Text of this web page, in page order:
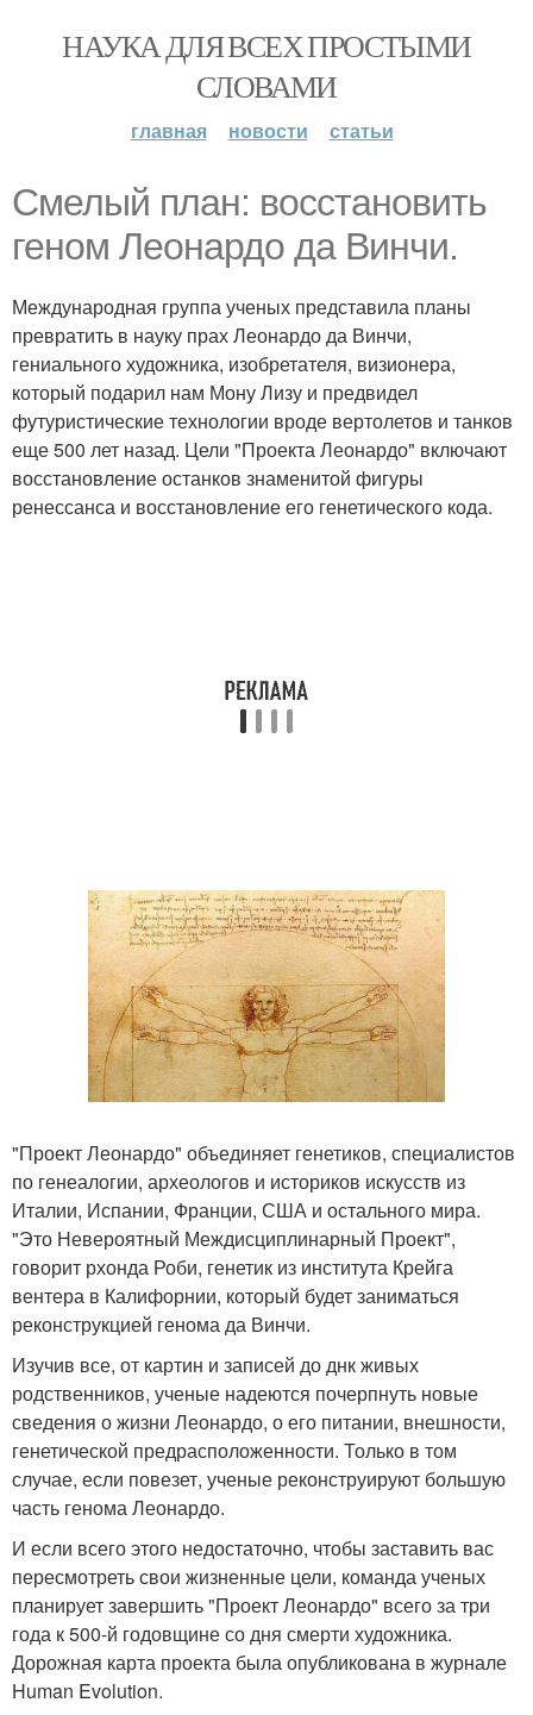
НАУКА ДЛЯ ВСЕХ ПРОСТЫМИ
СЛОВАМИ
главная новости статьи
Смелый план: восстановить
геном Леонардо да Винчи.
Международная группа ученых представила планы
превратить в науку прах Леонардо да Винчи,
гениального художника, изобретателя, визионера,
который подарил нам Мону Лизу и предвидел
футуристические технологии вроде вертолетов и танков
еще 500 лет назад. Цели "Проекта Леонардо" включают
восстановление останков знаменитой фигуры
ренессанса и восстановление его генетического кода.
"Проект Леонардо" объединяет генетиков, специалистов
по генеалогии, археологов и историков искусств из
Италии, Испании, Франции, США и остального мира.
"Это Невероятный Междисциплинарный Проект",
говорит рхонда Роби, генетик из института Крейга
вентера в Калифорнии, который будет заниматься
реконструкцией генома да Винчи.
Изучив все, от картин и записей до днк живых
родственников, ученые надеются почерпнуть новые
сведения о жизни Леонардо, о его питании, внешности,
генетической предрасположенности. Только в том
случае, если повезет, ученые реконструируют большую
часть генома Леонардо.
И если всего этого недостаточно, чтобы заставить вас
пересмотреть свои жизненные цели, команда ученых
планирует завершить "Проект Леонардо" всего за три
года к 500-й годовщине со дня смерти художника.
Дорожная карта проекта была опубликована в журнале
Human Evolution.